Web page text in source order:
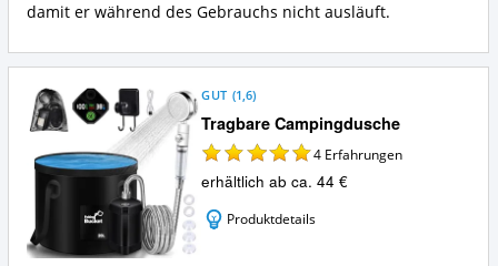
damit er während des Gebrauchs nicht ausläuft.
Tragbare Campingdusche
GUT (1,6)
4 Erfahrungen
erhältlich ab ca. 44 €
Produktdetails